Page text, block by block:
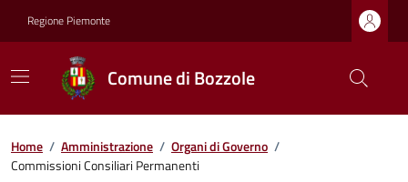
Regione Piemonte
Comune di Bozzole
Home / Amministrazione / Organi di Governo /
Commissioni Consiliari Permanenti